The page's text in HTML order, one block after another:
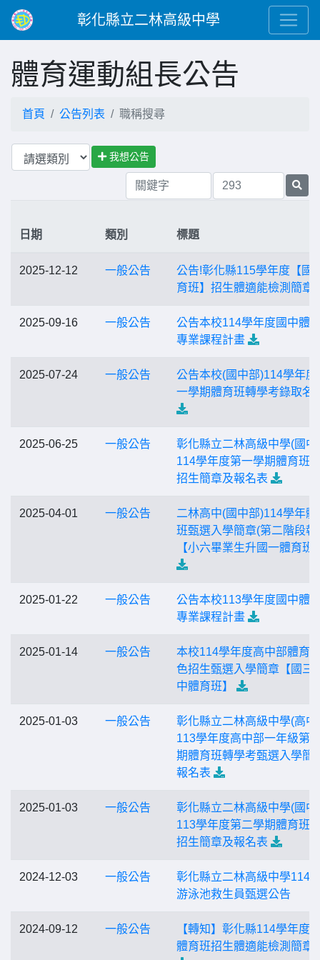
彰化縣立二林高級中學
體育運動組長公告
首頁 公告列表 職稱搜尋
我想公告
日期 類別 標題
2025-12-12 一般公告
公告!彰化縣115學年度【國
育班】招生體適能檢測簡章
2025-09-16 一般公告
公告本校114學年度國中體
專業課程計畫
2025-07-24 一般公告
公告本校(國中部)114學年度
一學期體育班轉學考錄取名
2025-06-25 一般公告
彰化縣立二林高級中學(國中
114學年度第一學期體育班
招生簡章及報名表
2025-04-01 一般公告
二林高中(國中部)114學年體
班甄選入學簡章(第二階段報
【小六畢業生升國一體育班
2025-01-22 一般公告
公告本校113學年度國中體
專業課程計畫
2025-01-14 一般公告
本校114學年度高中部體育
色招生甄選入學簡章【國三
中體育班】
2025-01-03 一般公告
彰化縣立二林高級中學(高中
113學年度高中部一年級第
期體育班轉學考甄選入學簡
報名表
2025-01-03 一般公告
彰化縣立二林高級中學(國中
113學年度第二學期體育班
招生簡章及報名表
2024-12-03 一般公告
彰化縣立二林高級中學114
游泳池救生員甄選公告
2024-09-12 一般公告
【轉知】彰化縣114學年度
體育班招生體適能檢測簡章